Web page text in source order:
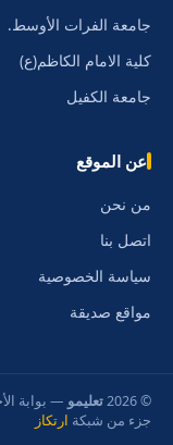
جامعة الفرات الأوسط.
كلية الامام الكاظم(ع)
جامعة الكفيل
عن الموقع
من نحن
اتصل بنا
سياسة الخصوصية
مواقع صديقة
© 2026 تعليمو — بوابة
جزء من شبكة ارتكاز